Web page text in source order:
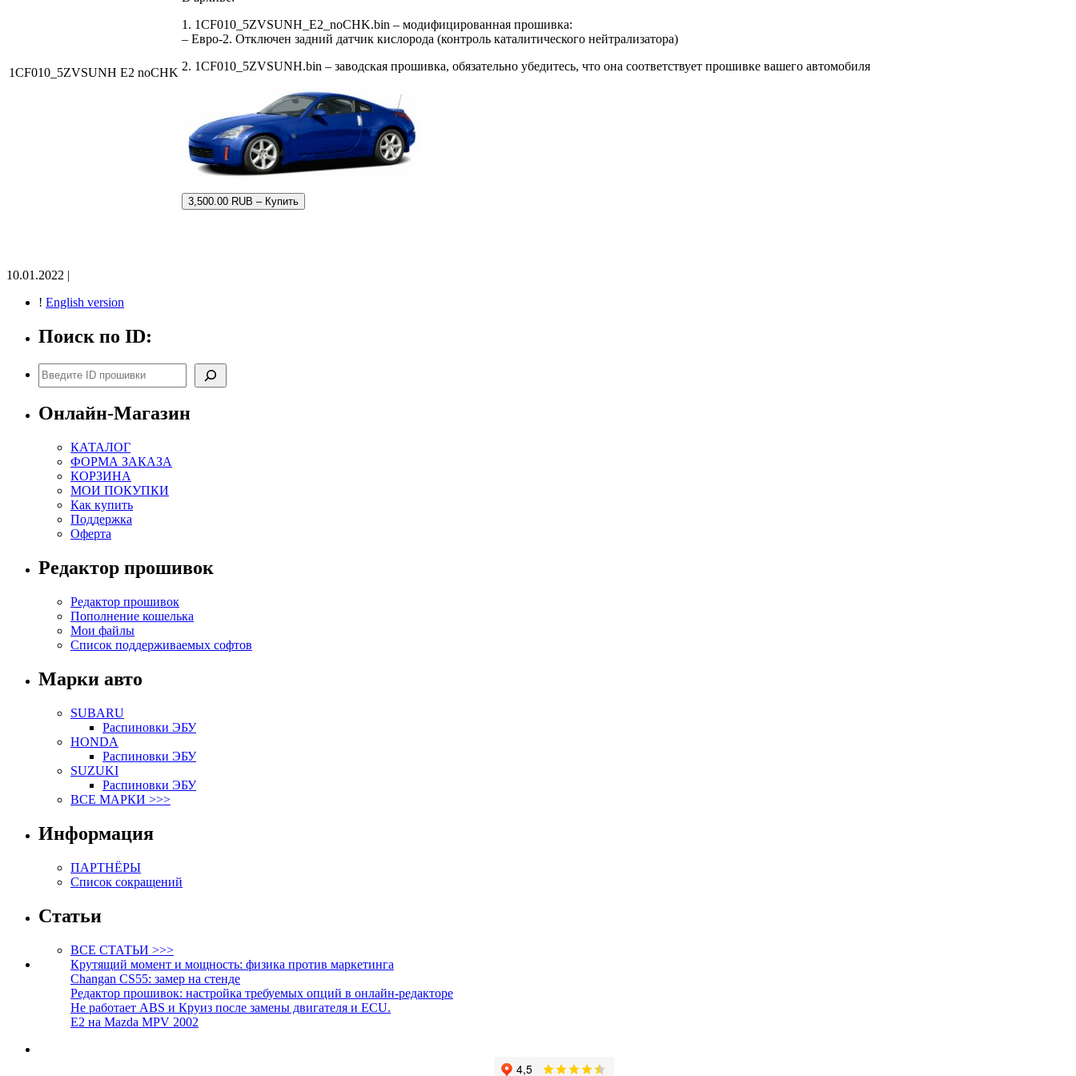
1CF010_5ZVSUNH E2 noCHK
1. 1CF010_5ZVSUNH_E2_noCHK.bin – модифицированная прошивка:
– Евро-2. Отключен задний датчик кислорода (контроль каталитического нейтрализатора)
2. 1CF010_5ZVSUNH.bin – заводская прошивка, обязательно убедитесь, что она соответствует прошивке вашего автомобиля
3,500.00 RUB – Купить
10.01.2022 |
! English version
Поиск по ID:
Поиск
Онлайн-Магазин
КАТАЛОГ
ФОРМА ЗАКАЗА
КОРЗИНА
МОИ ПОКУПКИ
Как купить
Поддержка
Оферта
Редактор прошивок
Редактор прошивок
Пополнение кошелька
Мои файлы
Список поддерживаемых софтов
Марки авто
SUBARU
Распиновки ЭБУ
HONDA
Распиновки ЭБУ
SUZUKI
Распиновки ЭБУ
ВСЕ МАРКИ >>>
Информация
ПАРТНЁРЫ
Список сокращений
Статьи
ВСЕ СТАТЬИ >>>
Крутящий момент и мощность: физика против маркетинга
Changan CS55: замер на стенде
Редактор прошивок: настройка требуемых опций в онлайн-редакторе
Не работает ABS и Круиз после замены двигателя и ECU.
E2 на Mazda MPV 2002